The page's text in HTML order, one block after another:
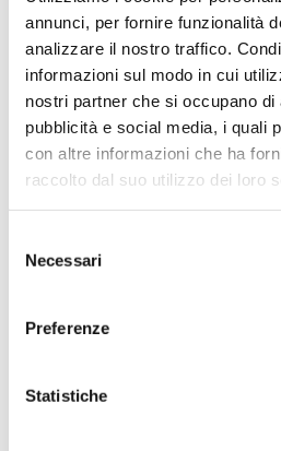
annunci, per fornire funzionalità
analizzare il nostro traffico.
informazioni sul modo in cui
nostri partner che si occupano di
pubblicità e social media, i quali
con altre informazioni che ha
raccolto dal suo utilizzo dei loro
delNecessari
Preferenze
Statistiche
22/06/2026
Sambenedettese in
battuto il Catania
Foto di Giuseppe Troiani La
Beach Soccer vola in finale di Coppa Italia
aver superato il We Beach Catania per 5-
9 ...leggi
20/06/2026
Sambenedettese da
La
semifinale di
partita